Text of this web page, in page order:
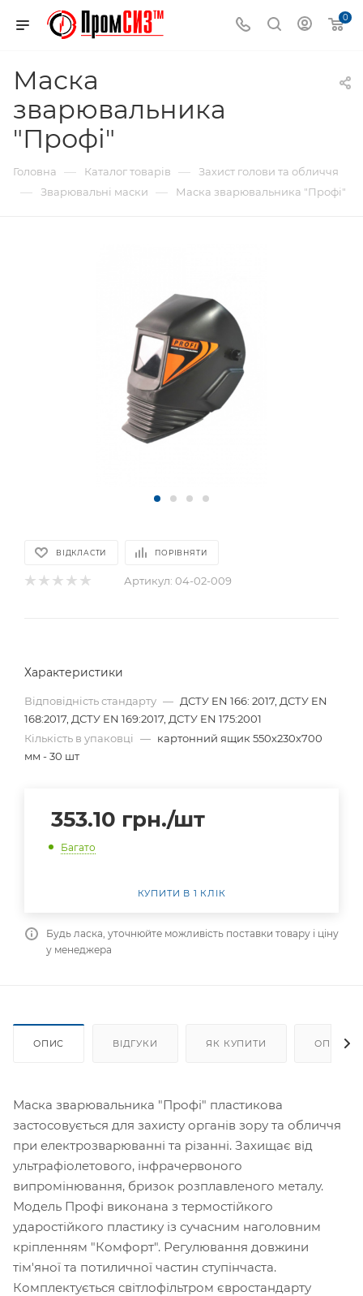
0
Маска
зварювальника
"Профі"
Головна — Каталог товарів — Захист голови та обличчя
— Зварювальні маски — Маска зварювальника "Профі"
ВІДКЛАСТИ ПОРІВНЯТИ
Артикул: 04-02-009
Характеристики
Відповідність стандарту — ДСТУ EN 166: 2017, ДСТУ EN
168:2017, ДСТУ EN 169:2017, ДСТУ EN 175:2001
Кількість в упаковці — картонний ящик 550х230х700
мм - 30 шт
353.10 грн./шт
Багато
КУПИТИ В 1 КЛІК
Будь ласка, уточнюйте можливість поставки товару і ціну
у менеджера
ОПИС ВІДГУКИ ЯК КУПИТИ ОПЛАТА
Маска зварювальника "Профі" пластикова
застосовується для захисту органів зору та обличчя
при електрозварюванні та різанні. Захищає від
ультрафіолетового, інфрачервоного
випромінювання, бризок розплавленого металу.
Модель Профі виконана з термостійкого
ударостійкого пластику із сучасним наголовним
кріпленням "Комфорт". Регулювання довжини
тім'яної та потиличної частин ступінчаста.
Комплектується світлофільтром євростандарту